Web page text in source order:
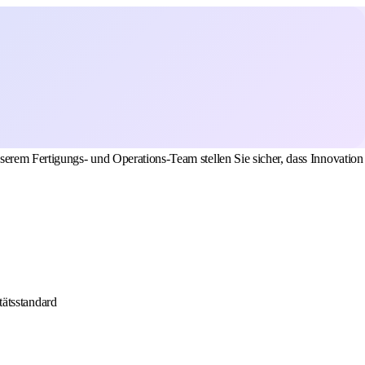
Fertigungs- und Operations-Team stellen Sie sicher, dass Innovation